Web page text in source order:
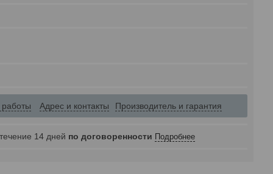
Адрес и контакты Производитель и гарантия
14 дней по договоренности Подробнее